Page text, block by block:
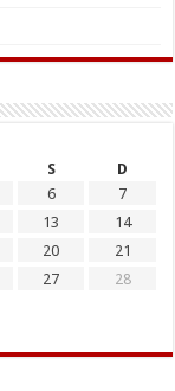
S
D
6
7
13
14
20
21
27
28